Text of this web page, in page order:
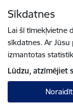
Sīkdatnes
Lai šī tīmekļvietne
sīkdatnes. Ar
izmantotas
Lūdzu, atzīmējiet
Noraidīt